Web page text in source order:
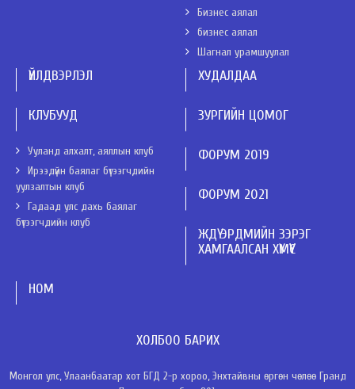
Бизнес аялал
бизнес аялал
Шагнал урамшуулал
ҮЙЛДВЭРЛЭЛ ХУДАЛДАА
КЛУБУУД
Ууланд алхалт, аяллын клуб
Ирээдүйн баялаг бүтээгчдийн
уулзалтын клуб
Гадаад улс дахь баялаг
бүтээгчдийн клуб
ЗУРГИЙН ЦОМОГ
ФОРУМ 2019
ФОРУМ 2021
ЖДҮ ЭРДМИЙН ЗЭРЭГ
ХАМГААЛСАН ХҮМҮҮС
НОМ
ХОЛБОО БАРИХ
Монгол улс, Улаанбаатар хот БГД 2-р хороо, Энхтайвны өргөн чөлөө Гранд